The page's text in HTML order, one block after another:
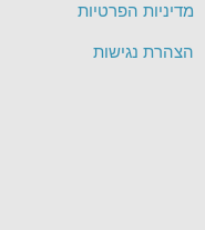
מדיניות הפרטיות
הצהרת נגישות